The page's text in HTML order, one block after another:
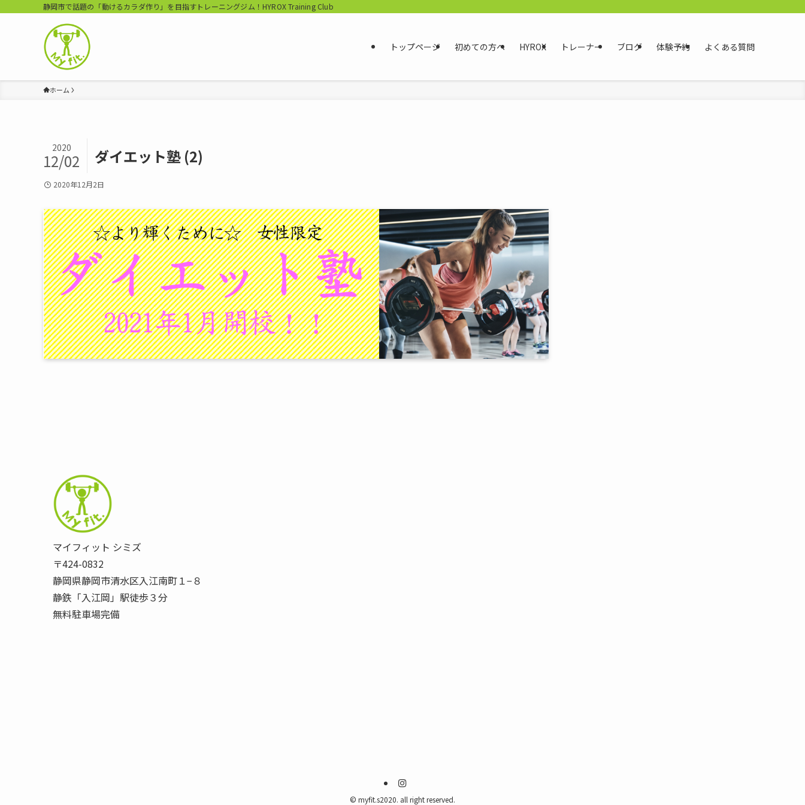
静岡市で話題の「動けるカラダ作り」を目指すトレーニングジム！HYROX Training Club
トップページ 初めての方へ HYROX トレーナー ブログ 体験予約 よくある質問
ホーム
ダイエット塾 (2)
2020
12/02
2020年12月2日
マイフィット シミズ
〒424-0832
静岡県静岡市清水区入江南町１−８
静鉄「入江岡」駅徒歩３分
無料駐車場完備
© myfit.s2020. all right reserved.